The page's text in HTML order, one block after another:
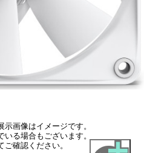
画像はイメージです。
る場合もございます。
ご確認ください。